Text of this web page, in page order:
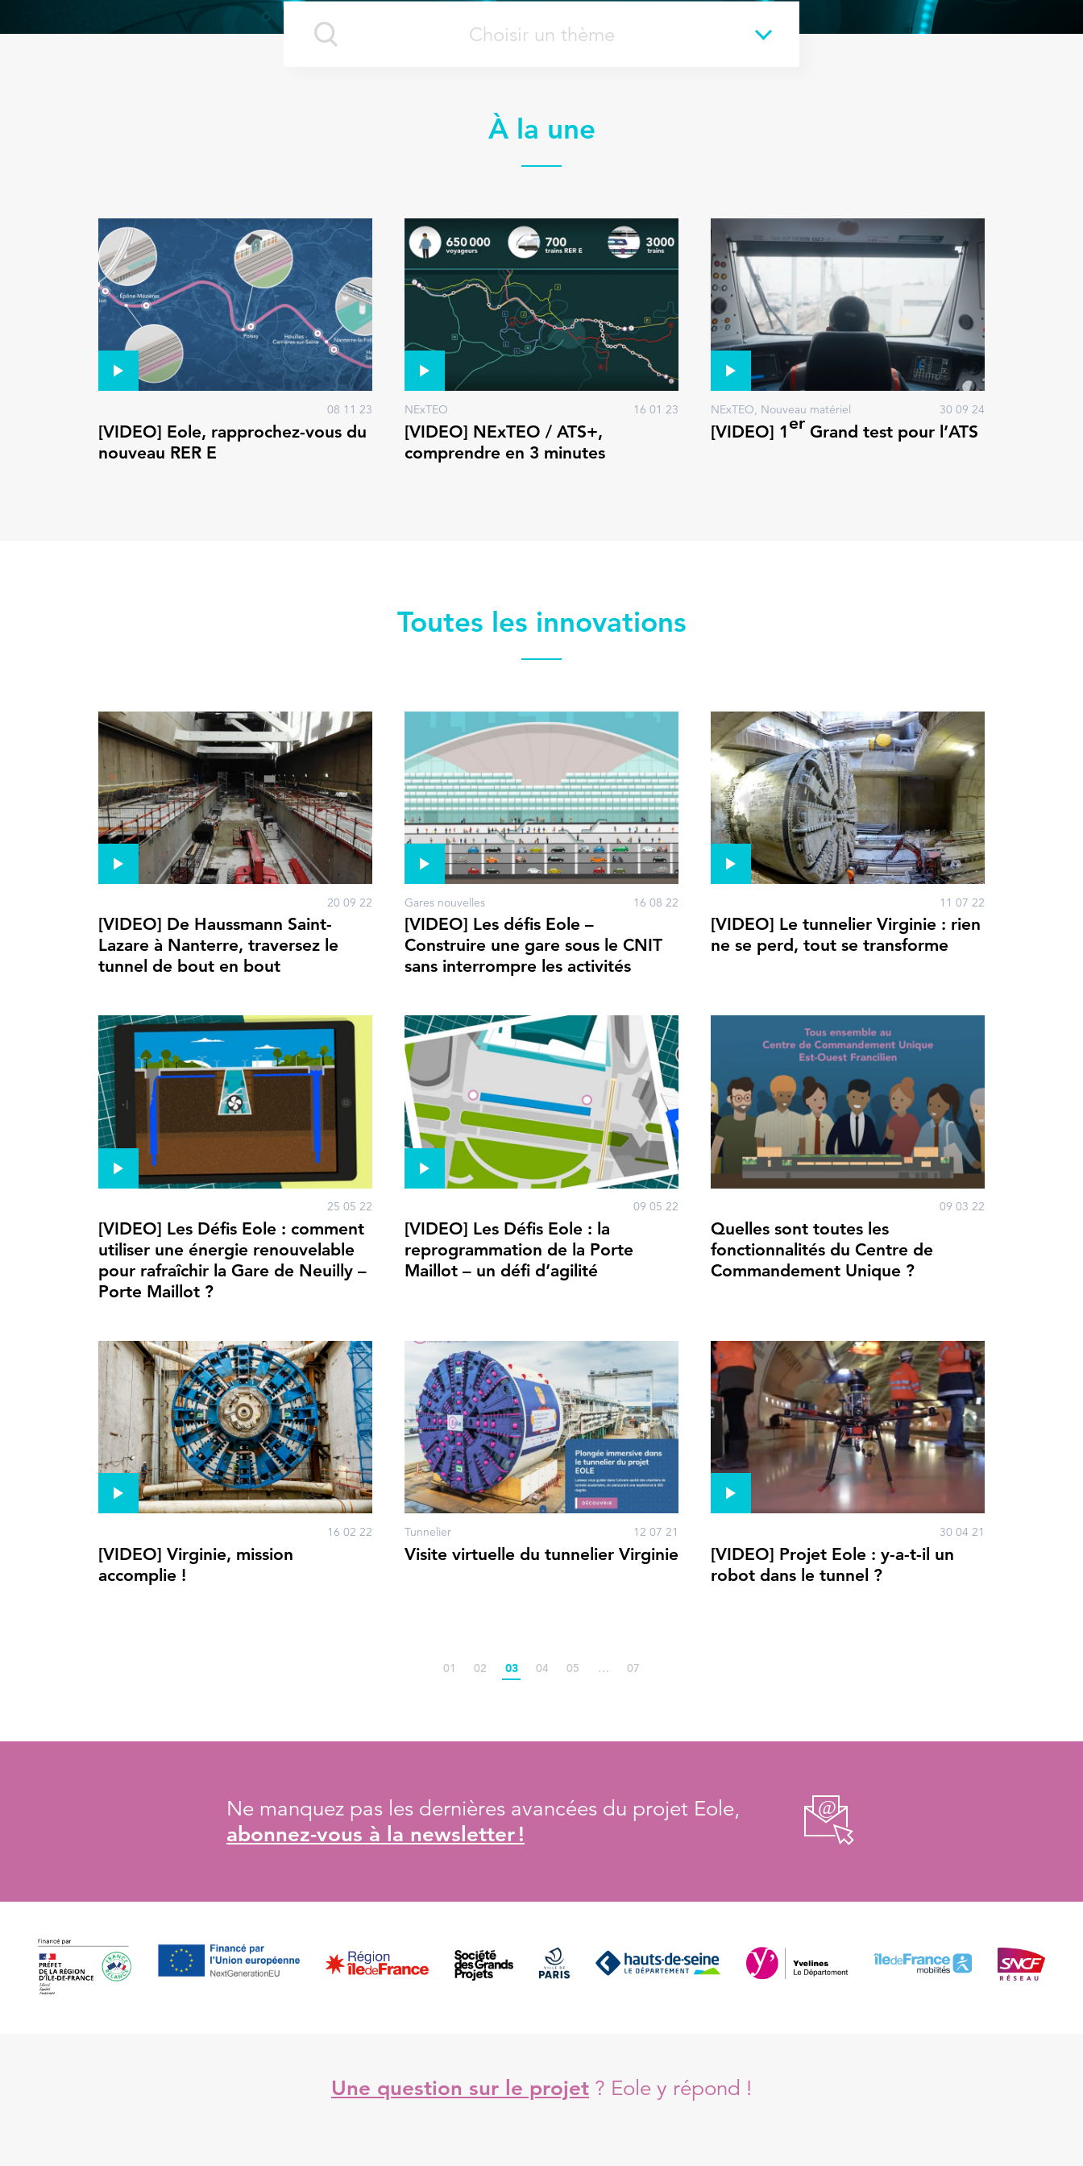
Choisir un thème
À la une
08 11 23
[VIDEO] Eole, rapprochez-vous du
nouveau RER E
NExTEO 16 01 23
[VIDEO] NExTEO / ATS+,
comprendre en 3 minutes
NExTEO, Nouveau matériel 30 09 24
[VIDEO] 1er Grand test pour l’ATS
Toutes les innovations
20 09 22
[VIDEO] De Haussmann Saint-
Lazare à Nanterre, traversez le
tunnel de bout en bout
Gares nouvelles 16 08 22
[VIDEO] Les défis Eole –
Construire une gare sous le CNIT
sans interrompre les activités
11 07 22
[VIDEO] Le tunnelier Virginie : rien
ne se perd, tout se transforme
25 05 22
[VIDEO] Les Défis Eole : comment
utiliser une énergie renouvelable
pour rafraîchir la Gare de Neuilly –
Porte Maillot ?
09 05 22
[VIDEO] Les Défis Eole : la
reprogrammation de la Porte
Maillot – un défi d’agilité
09 03 22
Quelles sont toutes les
fonctionnalités du Centre de
Commandement Unique ?
16 02 22
[VIDEO] Virginie, mission
accomplie !
Tunnelier 12 07 21
Visite virtuelle du tunnelier Virginie
30 04 21
[VIDEO] Projet Eole : y-a-t-il un
robot dans le tunnel ?
01 02 03 04 05 … 07
Ne manquez pas les dernières avancées du projet Eole,
abonnez-vous à la newsletter !
Une question sur le projet ? Eole y répond !